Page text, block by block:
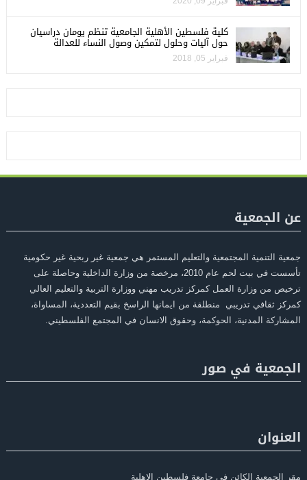
كلية فلسطين الأهلية الجامعية تنظم يومان دراسيان
حول آليات وحلول لتمكين وصول النساء للعدالة
فبراير 05, 2018
عن الجمعية
جمعية التنمية المجتمعية والتعليم المستمر هي جمعية غير ربحية غير حكومية
تأسست في بيت لحم عام 2010، مرخصة من وزارة الداخلية وحاصلة على
ترخيص من وزارة العمل كمركز تدريب مهني ووزارة التربية والتعليم العالي
كمركز ثقافي تدريبي منطلقة من ايمانها الراسخ بقيم التعددية، المساواة،
المشاركة المدنية، الحوكمة، وحقوق الانسان في المجتمع الفلسطيني.
الجمعية في صور
العنوان
مقر الجمعية الكائن في جامعة فلسطين الاهلية